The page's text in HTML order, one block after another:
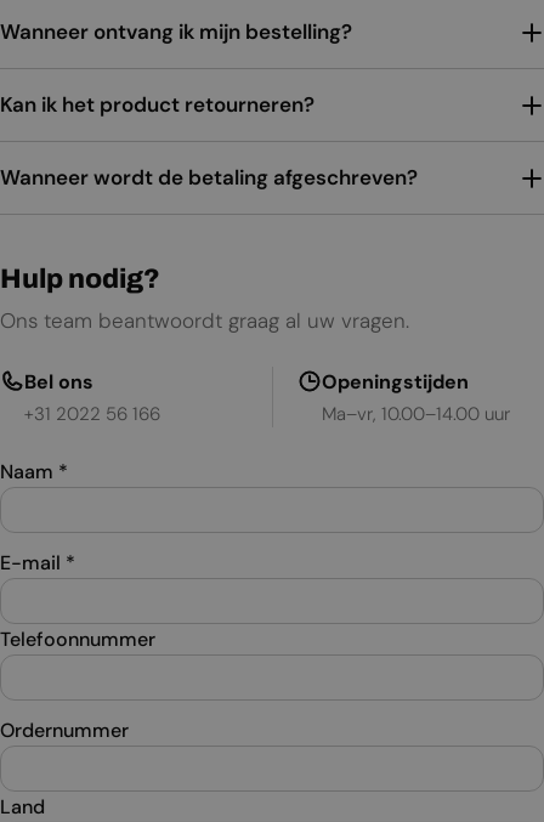
Wanneer ontvang ik mijn bestelling?
Kan ik het product retourneren?
Wanneer wordt de betaling afgeschreven?
Hulp nodig?
Ons team beantwoordt graag al uw vragen.
Bel ons
+31 2022 56 166
Openingstijden
Ma–vr, 10.00–14.00 uur
Naam *
E-mail *
Telefoonnummer
Ordernummer
Land